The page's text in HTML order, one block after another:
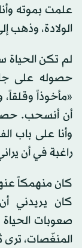
علمت بموته
الولادة،
لم تكن الحياة
حصوله على
«مأخوذاً
أن أنسحب.
وأنا على باب
راغبة في أن
كان منهمكاً
كان يريدني
صعوبات
المنغّصات، ترى